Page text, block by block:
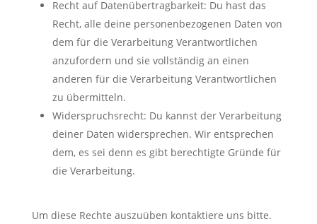
Recht auf Datenübertragbarkeit: Du hast das
Recht, alle deine personenbezogenen Daten von
dem für die Verarbeitung Verantwortlichen
anzufordern und sie vollständig an einen
anderen für die Verarbeitung Verantwortlichen
zu übermitteln.
Widerspruchsrecht: Du kannst der Verarbeitung
deiner Daten widersprechen. Wir entsprechen
dem, es sei denn es gibt berechtigte Gründe für
die Verarbeitung.
Um diese Rechte auszuüben kontaktiere uns bitte.